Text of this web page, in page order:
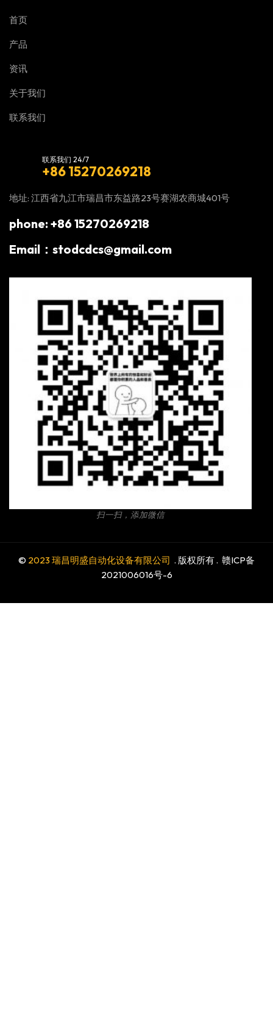
首页
产品
资讯
关于我们
联系我们
联系我们 24/7
+86 15270269218
地址: 江西省九江市瑞昌市东益路23号赛湖农商城401号
phone: +86 15270269218
Email：stodcdcs@gmail.com
扫一扫，添加微信
© 2023 瑞昌明盛自动化设备有限公司 . 版权所有 . 赣ICP备
2021006016号-6